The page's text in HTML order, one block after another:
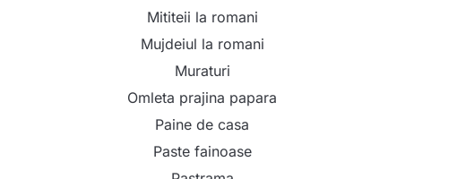
Mititeii la romani
Mujdeiul la romani
Muraturi
Omleta prajina papara
Paine de casa
Paste fainoase